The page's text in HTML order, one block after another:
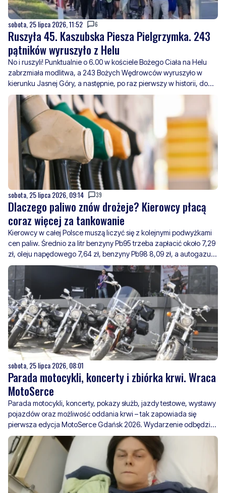
pątników wyruszyło z Helu
No i ruszyli! Punktualnie o 6.00 w kościele Bożego Ciała na Helu
zabrzmiała modlitwa, a 243 Bożych Wędrowców wyruszyło w
kierunku Jasnej Góry, a następnie, po raz pierwszy w historii, do
Piekar Śląskich.
sobota, 25 lipca 2026, 09:14 39
Dlaczego paliwo znów drożeje? Kierowcy płacą
coraz więcej za tankowanie
Kierowcy w całej Polsce muszą liczyć się z kolejnymi podwyżkami
cen paliw. Średnio za litr benzyny Pb95 trzeba zapłacić około 7,29
zł, oleju napędowego 7,64 zł, benzyny Pb98 8,09 zł, a autogazu
3,09 zł.
sobota, 25 lipca 2026, 08:01
Parada motocykli, koncerty i zbiórka krwi. Wraca
MotoSerce
Parada motocykli, koncerty, pokazy służb, jazdy testowe, wystawy
pojazdów oraz możliwość oddania krwi – tak zapowiada się
pierwsza edycja MotoSerce Gdańsk 2026. Wydarzenie odbędzie
się 1 sierpnia na terenie Polsat Plus Areny Gdańsk